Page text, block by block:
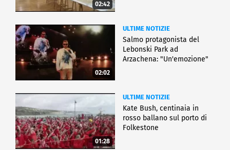
02:42
02:02
ULTIME NOTIZIE
Salmo protagonista del
Lebonski Park ad
Arzachena: "Un'emozione"
01:28
ULTIME NOTIZIE
Kate Bush, centinaia in
rosso ballano sul porto di
Folkestone